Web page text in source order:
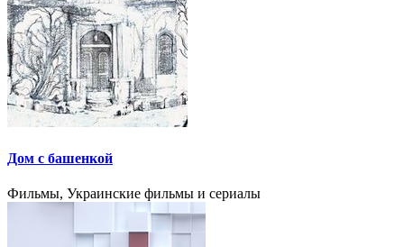
Дом с башенкой
Фильмы, Украинские фильмы и сериалы